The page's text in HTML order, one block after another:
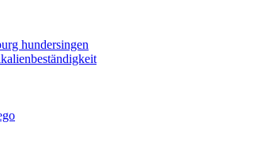
hundersingen